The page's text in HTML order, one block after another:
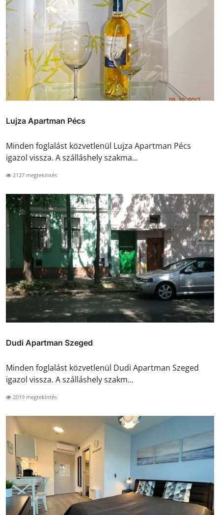
Lujza Apartman Pécs
Minden foglalást közvetlenül Lujza Apartman Pécs
igazol vissza. A szálláshely szakma...
2127 megtekintés
Dudi Apartman Szeged
Minden foglalást közvetlenül Dudi Apartman Szeged
igazol vissza. A szálláshely szakm...
2019 megtekintés